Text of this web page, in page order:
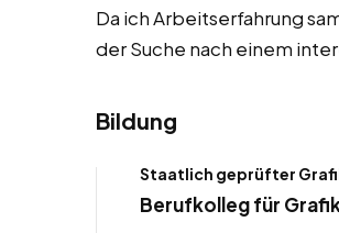
Da ich Arbeitserfahrung
der Suche nach einem
Bildung
Staatlich geprüfter
Berufkolleg für